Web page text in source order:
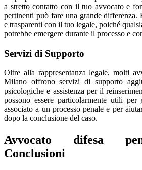
a stretto contatto con il tuo avvocato e
pertinenti può fare una grande differenza.
e trasparenti con il tuo legale, poiché
potrebbe emergere durante il processo e
Servizi di Supporto
Oltre alla rappresentanza legale, molti
Milano offrono servizi di supporto
psicologiche e assistenza per il
possono essere particolarmente utili per
associato a un processo penale e per
dopo la conclusione del caso.
Avvocato difesa
Conclusioni